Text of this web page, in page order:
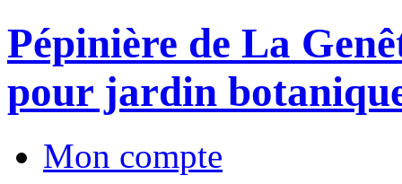
Pépinière de La
pour jardin
Mon compte